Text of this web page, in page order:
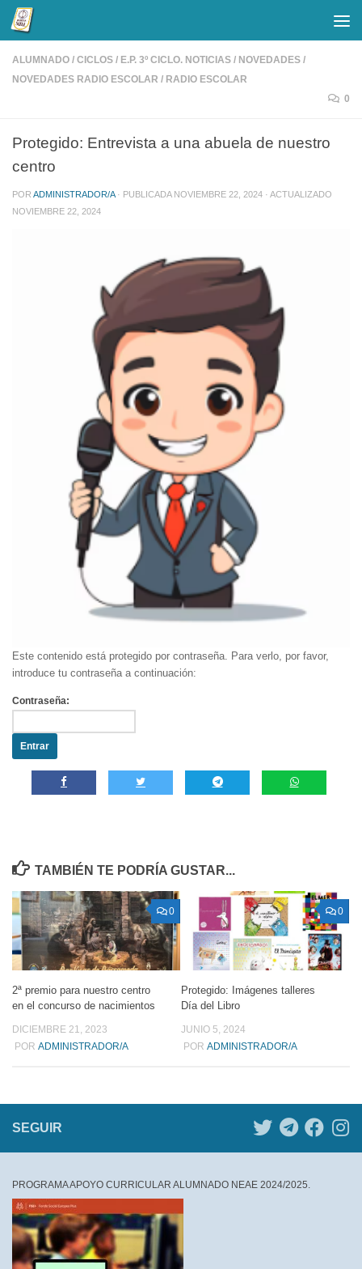
Saltar al contenido
ALUMNADO / CICLOS / E.P. 3º CICLO. NOTICIAS / NOVEDADES /
NOVEDADES RADIO ESCOLAR / RADIO ESCOLAR
0
Protegido: Entrevista a una abuela de nuestro
centro
POR ADMINISTRADOR/A · PUBLICADA NOVIEMBRE 22, 2024 · ACTUALIZADO
NOVIEMBRE 22, 2024
Este contenido está protegido por contraseña. Para verlo, por favor,
introduce tu contraseña a continuación:
Contraseña:
TAMBIÉN TE PODRÍA GUSTAR...
0
2ª premio para nuestro centro
en el concurso de nacimientos
DICIEMBRE 21, 2023
POR ADMINISTRADOR/A
0
Protegido: Imágenes talleres
Día del Libro
JUNIO 5, 2024
POR ADMINISTRADOR/A
SEGUIR
PROGRAMA APOYO CURRICULAR ALUMNADO NEAE 2024/2025.